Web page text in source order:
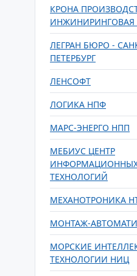
КРОНА
ЛЕГРАН БЮРО -
ПЕТЕРБУРГ
ЛЕНСОФТ
ЛОГИКА НПФ
МАРС-ЭНЕРГО НПП
МЕБИУС ЦЕНТР
ТЕХНОЛОГИЙ
МЕХАНОТРОНИКА
МОНТАЖ-
МОРСКИЕ
ТЕХНОЛОГИИ НИЦ